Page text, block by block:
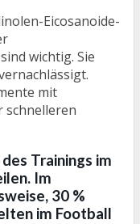
Eicosanoide-
wichtig. Sie
mit
Trainings im
Im
30 %
im Football